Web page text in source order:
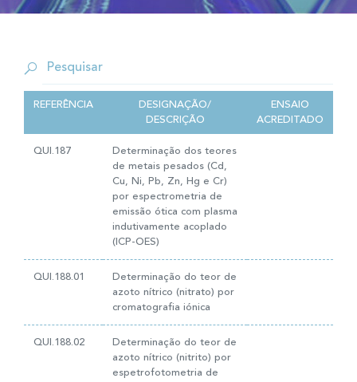
REFERÊNCIA
DESIGNAÇÃO/
DESCRIÇÃO
ENSAIO
ACREDITADO
QUI.187
Determinação dos teores
de metais pesados (Cd,
Cu, Ni, Pb, Zn, Hg e Cr)
por espectrometria de
emissão ótica com plasma
indutivamente acoplado
(ICP-OES)
QUI.188.01
Determinação do teor de
azoto nítrico (nitrato) por
cromatografia iónica
QUI.188.02
Determinação do teor de
azoto nítrico (nitrito) por
espetrofotometria de